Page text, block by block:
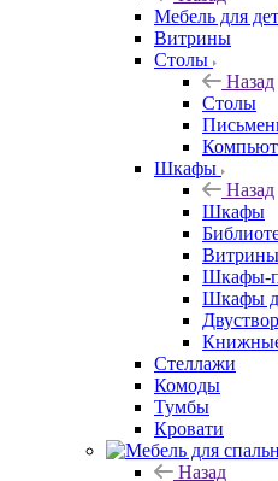
Мебель для
Витрины
Столы
Назад
Столы
Шкафы
Назад
Шкафы
Витрины
Шкафы-
Шкафы
Стеллажи
Комоды
Тумбы
Кровати
Назад